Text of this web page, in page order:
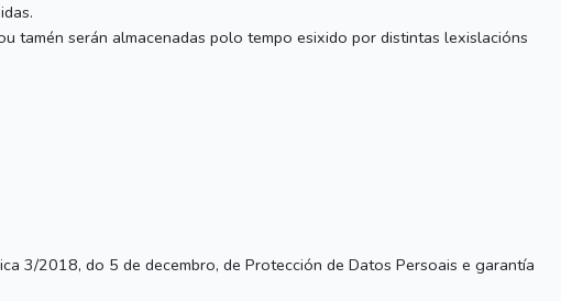
tamén serán almacenadas polo tempo esixido por distintas lexislacións
3/2018, do 5 de decembro, de Protección de Datos Persoais e garantía